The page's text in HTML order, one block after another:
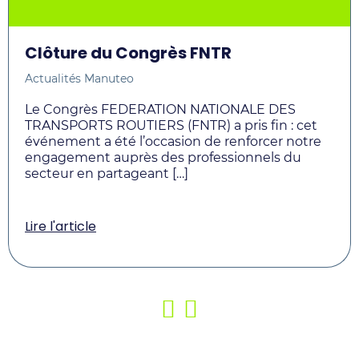
Clôture du Congrès FNTR
Actualités Manuteo
Le Congrès FEDERATION NATIONALE DES
TRANSPORTS ROUTIERS (FNTR) a pris fin : cet
événement a été l’occasion de renforcer notre
engagement auprès des professionnels du
secteur en partageant […]
Lire l'article
Précédent
Suivant